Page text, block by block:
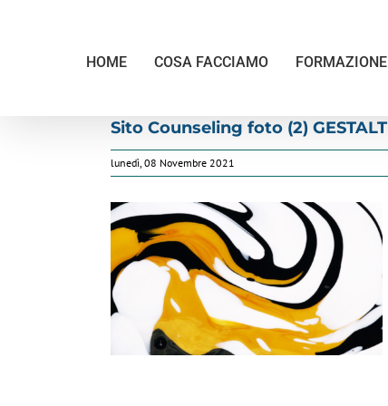
HOME COSA FACCIAMO FORMAZIONE
Sito Counseling foto (2) GESTALT
lunedì, 08 Novembre 2021